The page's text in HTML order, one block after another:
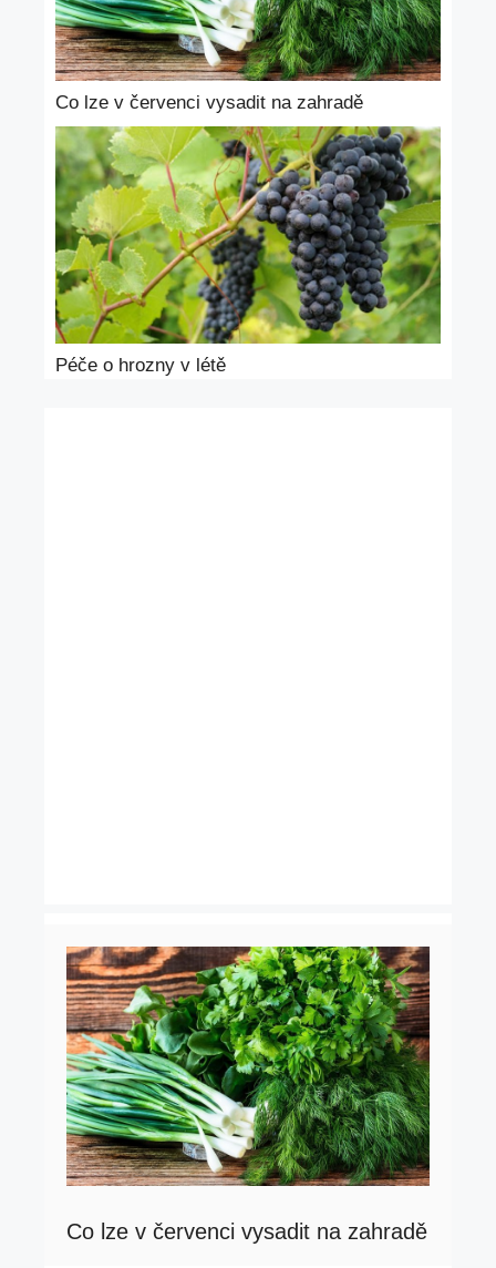
Co lze v červenci vysadit na zahradě
Péče o hrozny v létě
Co lze v červenci vysadit na zahradě